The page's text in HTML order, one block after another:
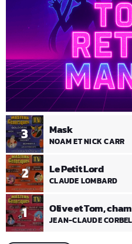
1 Olive et Tom,
JEAN-CLAUDE CORBEL
2 Le Petit Lord
CLAUDE LOMBARD
3 Mask
NOAM ET NICK CARR